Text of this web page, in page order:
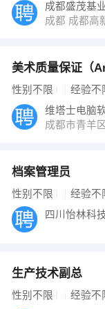
成都盛茂基
成都 成都高
美术质量保证（
性别不限 经验不
成都市青羊
档案管理员
性别不限 经验不
四川怡林科
生产技术副总
性别不限 经验不